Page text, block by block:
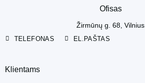
Ofisas
Žirmūnų g. 68, Vilnius
TELEFONAS EL.PAŠTAS
Klientams